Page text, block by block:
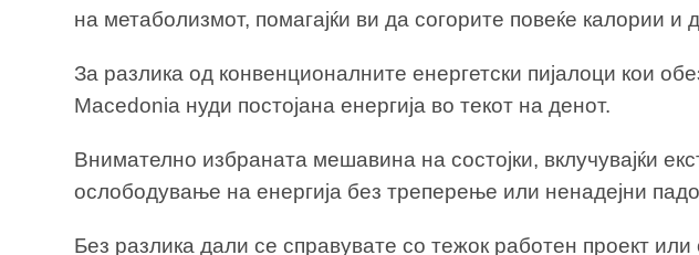
на метаболизмот, помагајќи ви да согорите повеќе калории и
За разлика од конвенционалните енергетски пијалоци кои
Macedonia нуди постојана енергија во текот на денот.
Внимателно избраната мешавина на состојки, вклучувајќи
ослободување на енергија без треперење или ненадејни
Без разлика дали се справувате со тежок работен проект